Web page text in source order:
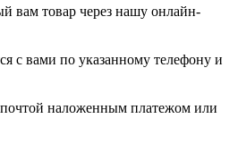
вам товар через нашу онлайн-
с вами по указанному телефону и
почтой наложенным платежом или